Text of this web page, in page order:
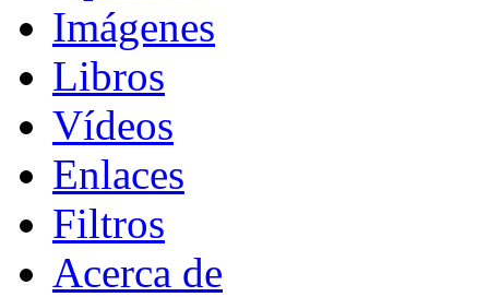
Imágenes
Libros
Vídeos
Enlaces
Filtros
Acerca de